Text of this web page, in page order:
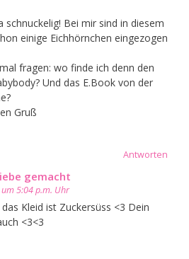
schnuckelig! Bei mir sind in diesem
einige Eichhörnchen eingezogen
fragen: wo finde ich denn den
Und das E.Book von der
Gruß
Antworten
gemacht
5:04 p.m. Uhr
Kleid ist Zuckersüss <3 Dein
<3<3